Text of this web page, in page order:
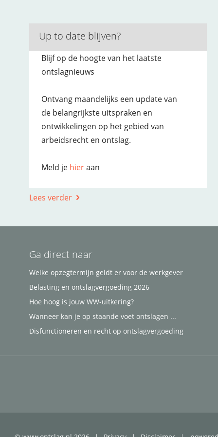
Up to date blijven?
Blijf op de hoogte van het laatste
ontslagnieuws
Ontvang maandelijks een update van
de belangrijkste uitspraken en
ontwikkelingen op het gebied van
arbeidsrecht en ontslag.
Meld je hieraan
Lees verder
Ga direct naar
Welke opzegtermijn geldt er voor de werkgever
Belasting en ontslagvergoeding 2026
Hoe hoog is jouw WW-uitkering?
Wanneer kan je op staande voet ontslagen ...
Disfunctioneren en recht op ontslagvergoeding